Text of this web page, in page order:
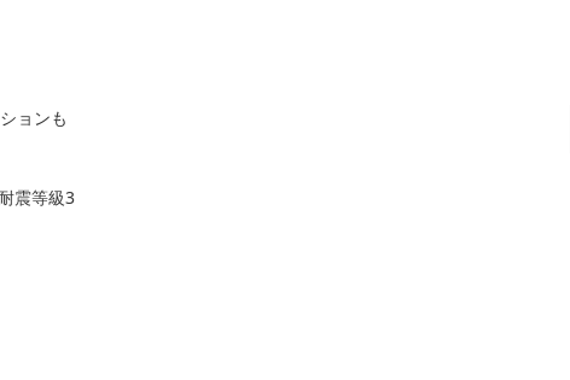
ョンも
震等級3